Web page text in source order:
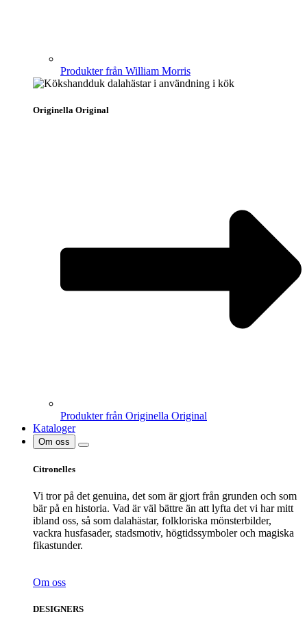
Produkter från William Morris
Originella Original
Produkter från Originella Original
Kataloger
Om oss
Citronelles
Vi tror på det genuina, det som är gjort från grunden och som
bär på en historia. Vad är väl bättre än att lyfta det vi har mitt
ibland oss, så som dalahästar, folkloriska mönsterbilder,
vackra husfasader, stadsmotiv, högtidssymboler och magiska
fikastunder.
Om oss
DESIGNERS